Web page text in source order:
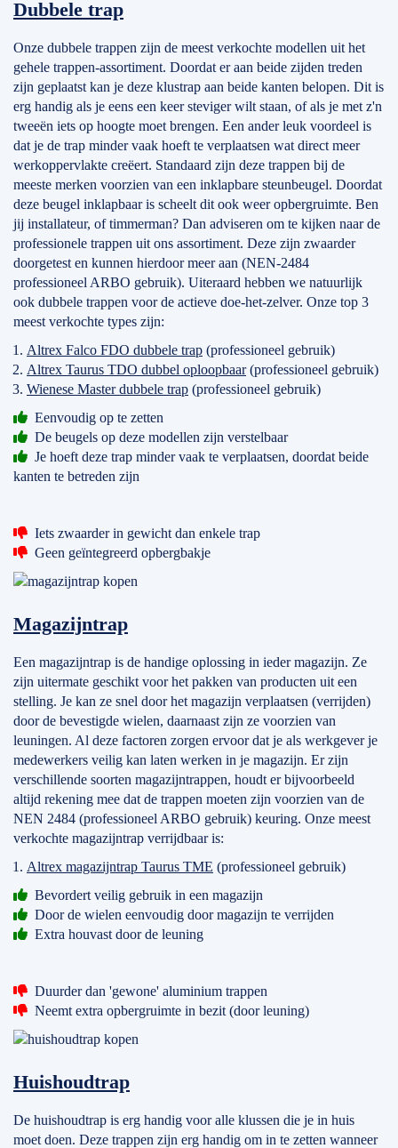
Dubbele trap
Onze dubbele trappen zijn de meest verkochte modellen uit het
gehele trappen-assortiment. Doordat er aan beide zijden treden
zijn geplaatst kan je deze klustrap aan beide kanten belopen. Dit is
erg handig als je eens een keer steviger wilt staan, of als je met z'n
tweeën iets op hoogte moet brengen. Een ander leuk voordeel is
dat je de trap minder vaak hoeft te verplaatsen wat direct meer
werkoppervlakte creëert. Standaard zijn deze trappen bij de
meeste merken voorzien van een inklapbare steunbeugel. Doordat
deze beugel inklapbaar is scheelt dit ook weer opbergruimte. Ben
jij installateur, of timmerman? Dan adviseren om te kijken naar de
professionele trappen uit ons assortiment. Deze zijn zwaarder
doorgetest en kunnen hierdoor meer aan (NEN-2484
professioneel ARBO gebruik). Uiteraard hebben we natuurlijk
ook dubbele trappen voor de actieve doe-het-zelver. Onze top 3
meest verkochte types zijn:
Altrex Falco FDO dubbele trap (professioneel gebruik)
Altrex Taurus TDO dubbel oploopbaar(professioneel gebruik)
Wienese Master dubbele trap (professioneel gebruik)
Eenvoudig op te zetten
De beugels op deze modellen zijn verstelbaar
Je hoeft deze trap minder vaak te verplaatsen, doordat beide
kanten te betreden zijn
Iets zwaarder in gewicht dan enkele trap
Geen geïntegreerd opbergbakje
Magazijntrap
Een magazijntrap is de handige oplossing in ieder magazijn. Ze
zijn uitermate geschikt voor het pakken van producten uit een
stelling. Je kan ze snel door het magazijn verplaatsen (verrijden)
door de bevestigde wielen, daarnaast zijn ze voorzien van
leuningen. Al deze factoren zorgen ervoor dat je als werkgever je
medewerkers veilig kan laten werken in je magazijn. Er zijn
verschillende soorten magazijntrappen, houdt er bijvoorbeeld
altijd rekening mee dat de trappen moeten zijn voorzien van de
NEN 2484 (professioneel ARBO gebruik) keuring. Onze meest
verkochte magazijntrap verrijdbaar is:
Altrex magazijntrap Taurus TME (professioneel gebruik)
Bevordert veilig gebruik in een magazijn
Door de wielen eenvoudig door magazijn te verrijden
Extra houvast door de leuning
Duurder dan 'gewone' aluminium trappen
Neemt extra opbergruimte in bezit (door leuning)
Huishoudtrap
De huishoudtrap is erg handig voor alle klussen die je in huis
moet doen. Deze trappen zijn erg handig om in te zetten wanneer